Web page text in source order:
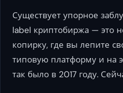
Существует упорное
label криптобиржа — это
копирку, где вы лепите
типовую платформу и на
так было в 2017 году.